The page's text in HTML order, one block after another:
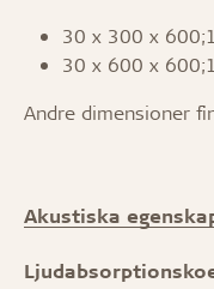
30 x 300 x
30 x 600 x
Andre dimensioner
Akustiska